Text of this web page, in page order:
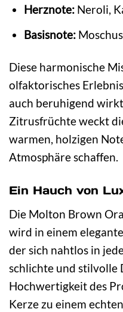
Herznote:Neroli,
Basisnote:
Diese harmonische
olfaktorisches
auch beruhigend
Zitrusfrüchte weckt
warmen, holzigen
Atmosphäre schaffen.
Ein Hauch von
Die Molton Brown
wird in einem
der sich nahtlos in
schlichte und stilvolle
Hochwertigkeit des
Kerze zu einem